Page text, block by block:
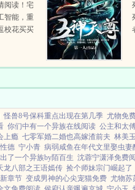
阅读！宅
智能，重
校花买买
怪兽8号保科重点出现在第几季 尤物免
你们中有一个异族在线阅读 公主和太
上瘾 七零军婚二婚也高嫁渣前夫 林美
德 宁小青 病弱咸鱼在年代文里娶虫妻
了一个异族by陌百生 沈蓉宁潇泽免费
龙八部之王语嫣传 捡个师妹宗门崛起了
章节 变成男神的心尖宠猫免费 尤物苏